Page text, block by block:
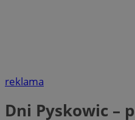
reklama
Dni Pyskowic –